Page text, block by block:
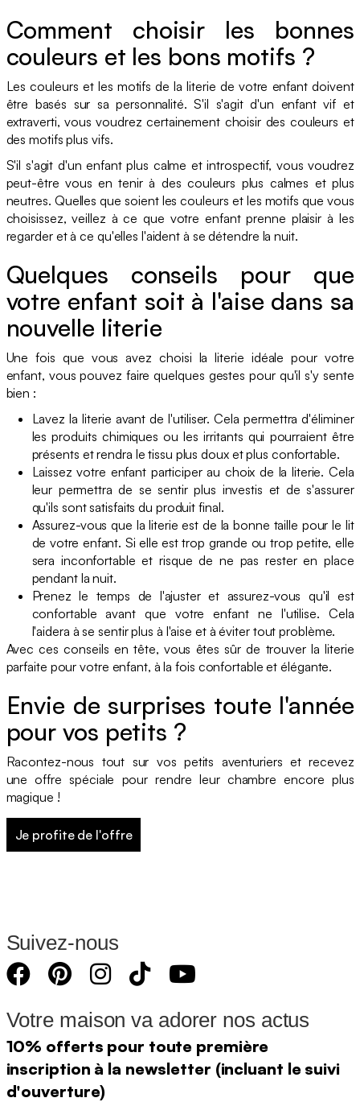
Comment choisir les bonnes
couleurs et les bons motifs ?
Les couleurs et les motifs de la literie de votre enfant doivent
être basés sur sa personnalité. S'il s'agit d'un enfant vif et
extraverti, vous voudrez certainement choisir des couleurs et
des motifs plus vifs.
S'il s'agit d'un enfant plus calme et introspectif, vous voudrez
peut-être vous en tenir à des couleurs plus calmes et plus
neutres. Quelles que soient les couleurs et les motifs que vous
choisissez, veillez à ce que votre enfant prenne plaisir à les
regarder et à ce qu'elles l'aident à se détendre la nuit.
Quelques conseils pour que
votre enfant soit à l'aise dans sa
nouvelle literie
Une fois que vous avez choisi la literie idéale pour votre
enfant, vous pouvez faire quelques gestes pour qu'il s'y sente
bien :
Lavez la literie avant de l'utiliser. Cela permettra d'éliminer
les produits chimiques ou les irritants qui pourraient être
présents et rendra le tissu plus doux et plus confortable.
Laissez votre enfant participer au choix de la literie. Cela
leur permettra de se sentir plus investis et de s'assurer
qu'ils sont satisfaits du produit final.
Assurez-vous que la literie est de la bonne taille pour le lit
de votre enfant. Si elle est trop grande ou trop petite, elle
sera inconfortable et risque de ne pas rester en place
pendant la nuit.
Prenez le temps de l'ajuster et assurez-vous qu'il est
confortable avant que votre enfant ne l'utilise. Cela
l'aidera à se sentir plus à l'aise et à éviter tout problème.
Avec ces conseils en tête, vous êtes sûr de trouver la literie
parfaite pour votre enfant, à la fois confortable et élégante.
Envie de surprises toute l'année
pour vos petits ?
Racontez-nous tout sur vos petits aventuriers et recevez
une offre spéciale pour rendre leur chambre encore plus
magique !
Je profite de l'offre
Suivez-nous
Votre maison va adorer nos actus
10% offerts pour toute première
inscription à la newsletter (incluant le suivi
d'ouverture)